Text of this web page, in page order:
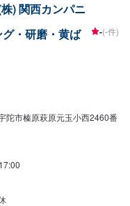
) 関西カンパニ
・研磨・黄ば
-(-件)
陀市榛原萩原元玉小西2460番